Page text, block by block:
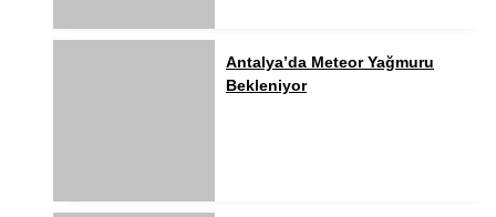
Antalya’da Meteor Yağmuru
Bekleniyor